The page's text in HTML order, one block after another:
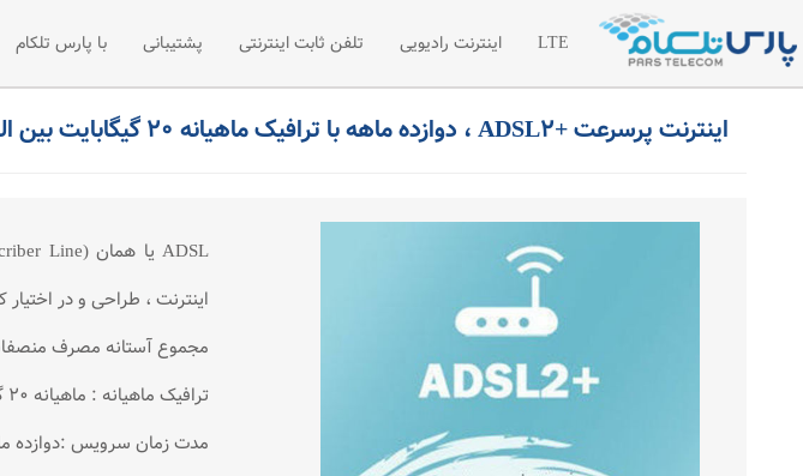
LTE
اینترنت LTE
اینترنت رادیویی
اینترنت رادیویی اختصاصی
تلفن ثابت اینترنتی
تلفن سازمانی
مطالب آموزشی تلفن ثابت
پشتیبانی
ثبت تیکت
پیشنهادات و انتقادات
مقالات آموزشی
با پارس تلکام
درباره ما
درخواست
اینترنت پرسرعت +ADSL۲ ، دوازده ماهه با ترافیک ماهیانه ۲۰ گیگابایت بین الملل
اينترنت ، طراحی و در
مجموع آستانه مصرف منصفانه ماهیانه ۴۰ گیگابایت معادل ماهیانه ۲۰
ترافیک ماهیانه : ماهیانه ۲۰ گیگا بایت
مدت زمان سرویس :دوازده